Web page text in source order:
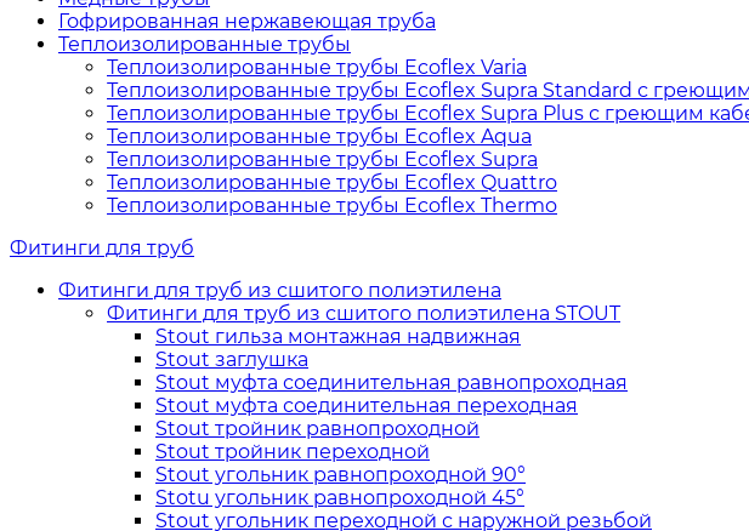
Гофрированная нержавеющая труба
Теплоизолированные трубы
Теплоизолированные трубы Ecoflex Varia
Теплоизолированные трубы Ecoflex Supra Standard с
Теплоизолированные трубы Ecoflex Supra Plus с греющим
Теплоизолированные трубы Ecoflex Aqua
Теплоизолированные трубы Ecoflex Supra
Теплоизолированные трубы Ecoflex Quattro
Теплоизолированные трубы Ecoflex Thermo
Фитинги для труб
Фитинги для труб из сшитого полиэтилена
Фитинги для труб из сшитого полиэтилена STOUT
Stout гильза монтажная надвижная
Stout заглушка
Stout муфта соединительная равнопроходная
Stout муфта соединительная переходная
Stout тройник равнопроходной
Stout тройник переходной
Stout угольник равнопроходной 90°
Stotu угольник равнопроходной 45°
Stout угольник переходной с наружной резьбой